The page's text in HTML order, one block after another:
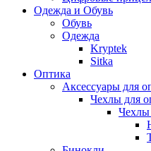
Одежда и Обувь
Обувь
Одежда
Kryptek
Sitka
Оптика
Аксессуары для
Чехлы для
Чехлы